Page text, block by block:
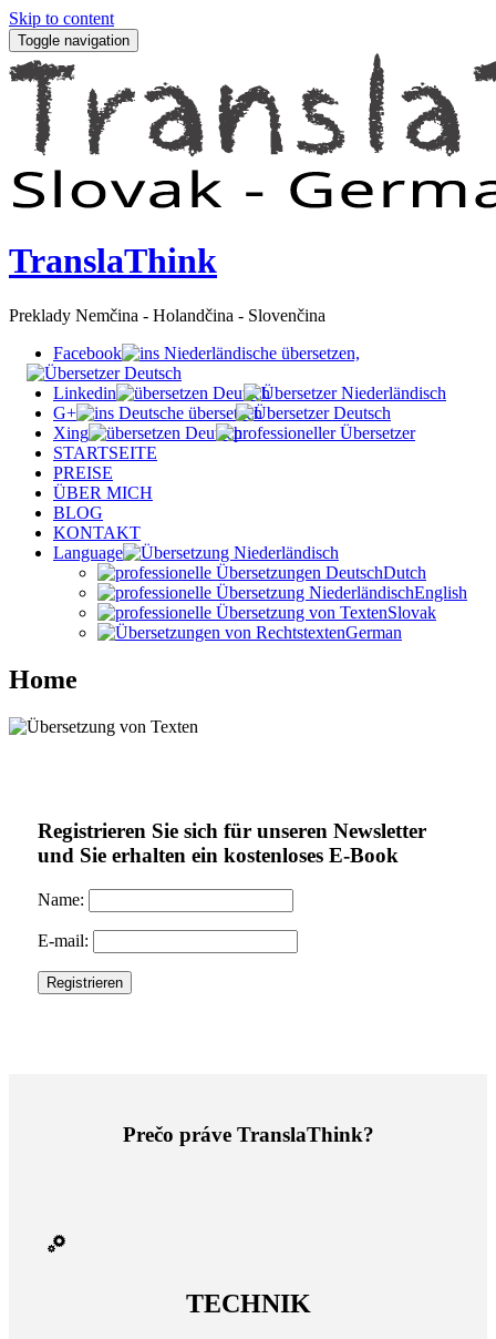
Skip to content
Toggle navigation
TranslaThink
Preklady Nemčina - Holandčina - Slovenčina
Facebook
Linkedin
G+
Xing
STARTSEITE
PREISE
ÜBER MICH
BLOG
KONTAKT
Language
Dutch
English
Slovak
German
Home
Registrieren Sie sich für unseren Newsletter
und Sie erhalten ein kostenloses E-Book
Name:
E-mail:
Prečo práve TranslaThink?
TECHNIK